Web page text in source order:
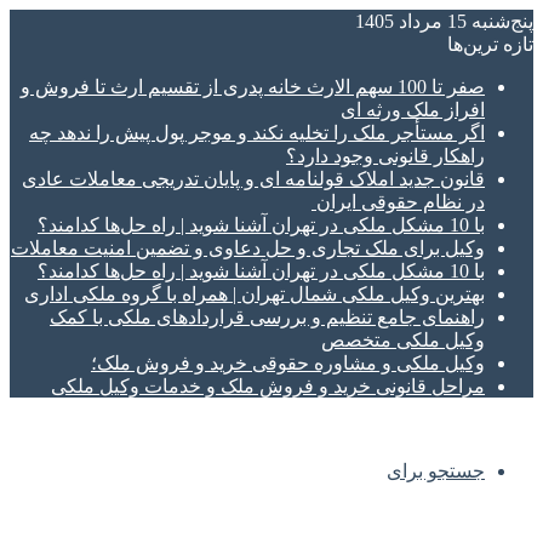
پنج‌شنبه 15 مرداد 1405
تازه‌ ترین‌ها
صفر تا 100 سهم الارث خانه پدری از تقسیم ارث تا فروش و
افراز ملک ورثه ای
اگر مستأجر ملک را تخلیه نکند و موجر پول پیش را ندهد چه
راهکار قانونی وجود دارد؟
قانون جدید املاک قولنامه ای و پایان تدریجی معاملات عادی
در نظام حقوقی ایران
با 10 مشکل ملکی در تهران آشنا شوید | راه حل‌ها کدامند؟
وکیل برای ملک تجاری و حل دعاوی و تضمین امنیت معاملات
با 10 مشکل ملکی در تهران آشنا شوید | راه حل‌ها کدامند؟
بهترین وکیل ملکی شمال تهران | همراه با گروه ملکی اداری
راهنمای جامع تنظیم و بررسی قراردادهای ملکی با کمک
وکیل ملکی متخصص
وکیل ملکی و مشاوره حقوقی خرید و فروش ملک؛
مراحل قانونی خرید و فروش ملک و خدمات وکیل ملکی
جستجو برای